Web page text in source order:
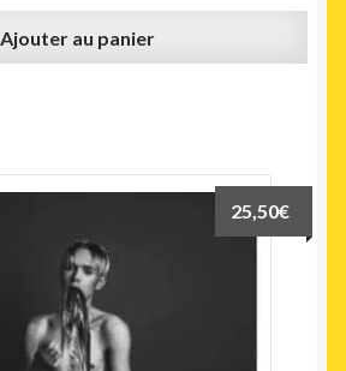
Ajouter au panier
25,50€